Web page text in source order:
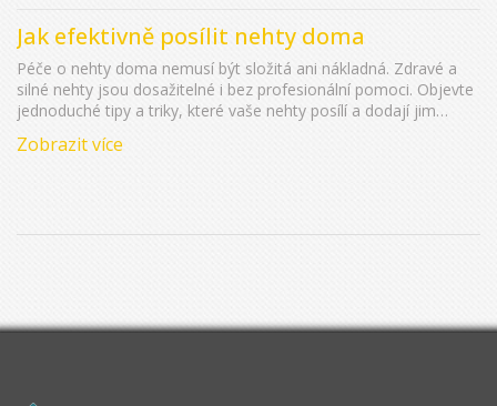
Jak efektivně posílit nehty doma
Péče o nehty doma nemusí být složitá ani nákladná. Zdravé a
silné nehty jsou dosažitelné i bez profesionální pomoci. Objevte
jednoduché tipy a triky, které vaše nehty posílí a dodají jim
budou vypadat upraveně a zdravě.
Zobrazit více